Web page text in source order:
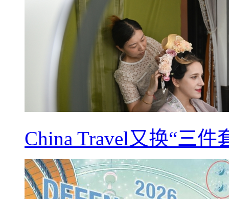
China Travel又换“三